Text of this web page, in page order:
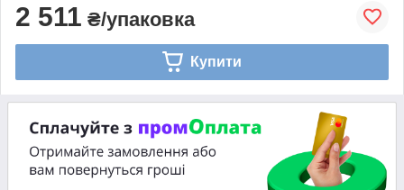
2 511 ₴/упаковка
Купити